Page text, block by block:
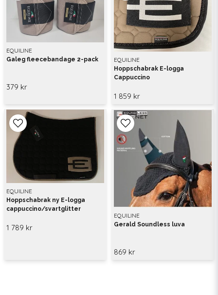
EQUILINE
Galeg fleecebandage 2-pack
379 kr
EQUILINE
Hoppschabrak E-logga
Cappuccino
1 859 kr
EQUILINE
Hoppschabrak ny E-logga
cappuccino/svartglitter
1 789 kr
EQUILINE
Gerald Soundless luva
869 kr